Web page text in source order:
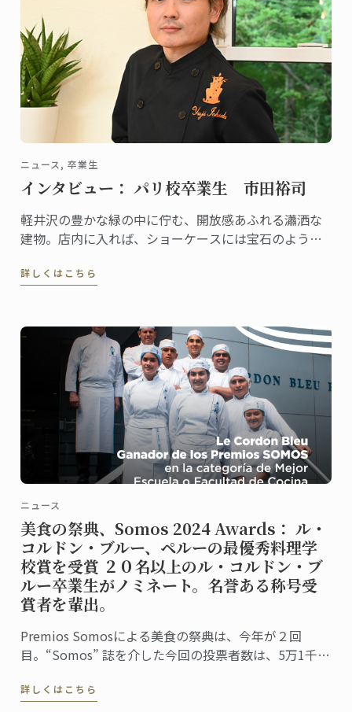
ニュース, 卒業生
インタビュー： パリ校卒業生 市田裕司
軽井沢の豊かな緑の中に佇む、開放感あふれる瀟洒な
建物。店内に入れば、ショーケースには宝石のように
誘います。
詳しくはこちら
ニュース
美食の祭典、Somos 2024 Awards： ル・
コルドン・ブルー、ペルーの最優秀料理学
校賞を受賞 ２０名以上のル・コルドン・ブ
ルー卒業生がノミネート。名誉ある称号受
賞者を輩出。
Premios Somosによる美食の祭典は、今年が２回
目。“Somos” 誌を介した今回の投票者数は、5万1千人
ラン、および関連企業を称え４０部門における受賞
詳しくはこちら